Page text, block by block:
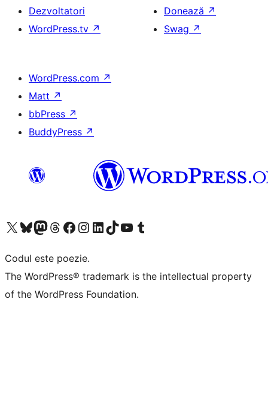
Dezvoltatori
WordPress.tv ↗
Donează ↗
Swag ↗
WordPress.com ↗
Matt ↗
bbPress ↗
BuddyPress ↗
Mergi la contul nostru X (fost Twitter)
Vizitează contul nostru Bluesky
Vizitează contul nostru Mastodon
Vizitează contul nostru Threads
Vizitează pagina noastră Facebook
Vizitează-ne pe Instagram
Vizitează-ne pe LinkedIn
Vizitează contul nostru TikTok
Vizitează canalul nostru YouTube
Vizitează contul nostru Tumblr
Codul este poezie.
The WordPress® trademark is the intellectual property
of the WordPress Foundation.